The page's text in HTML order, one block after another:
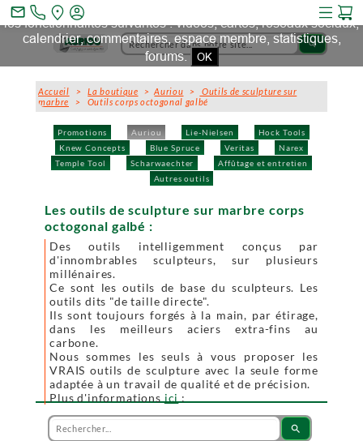
search
Promotions Auriou Lie-Nielsen
Hock Tools
Knew Concepts
Blue Spruce Veritas
Narex
Temple Tool
Scharwaechter
Affûtage et entretien
Autres outils
Accueil >La boutique >Auriou >
Outils de sculpture sur
marbre > Outils corps octogonal galbé
Les outils de sculpture sur marbre corps
octogonal galbé :
Des outils intelligemment conçus par
d'innombrables sculpteurs, sur plusieurs
millénaires.
Ce sont les outils de base du sculpteurs. Les
outils dits "de taille directe".
Ils sont toujours forgés à la main, par étirage,
dans les meilleurs aciers extra-fins au
carbone.
Nous sommes les seuls à vous proposer les
VRAIS outils de sculpture avec la seule forme
adaptée à un travail de qualité et de précision.
Plus d'informations ici :
search
mail_outline
Ce site et des sites tiers qu'il utilise collectent des cookies pour
les fonctionnalités suivantes : vidéos, cartes, réseaux sociaux,
calendrier, commentaires, espace membre, statistiques,
forums. OK